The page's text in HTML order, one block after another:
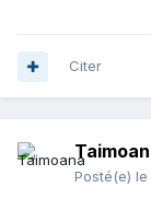
Citer
Posté(e) le